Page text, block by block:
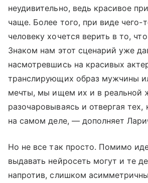
неудивительно, ведь красивое
чаще. Более того, при виде чего-
человеку хочется верить в то,
Знаком нам этот сценарий уже
насмотревшись на красивых
транслирующих образ мужчины
мечты, мы ищем их и в реальной
разочаровываясь и отвергая тех,
на самом деле, — дополняет
Но не все так просто. Помимо
выдавать нейросеть могут и те
напротив, слишком